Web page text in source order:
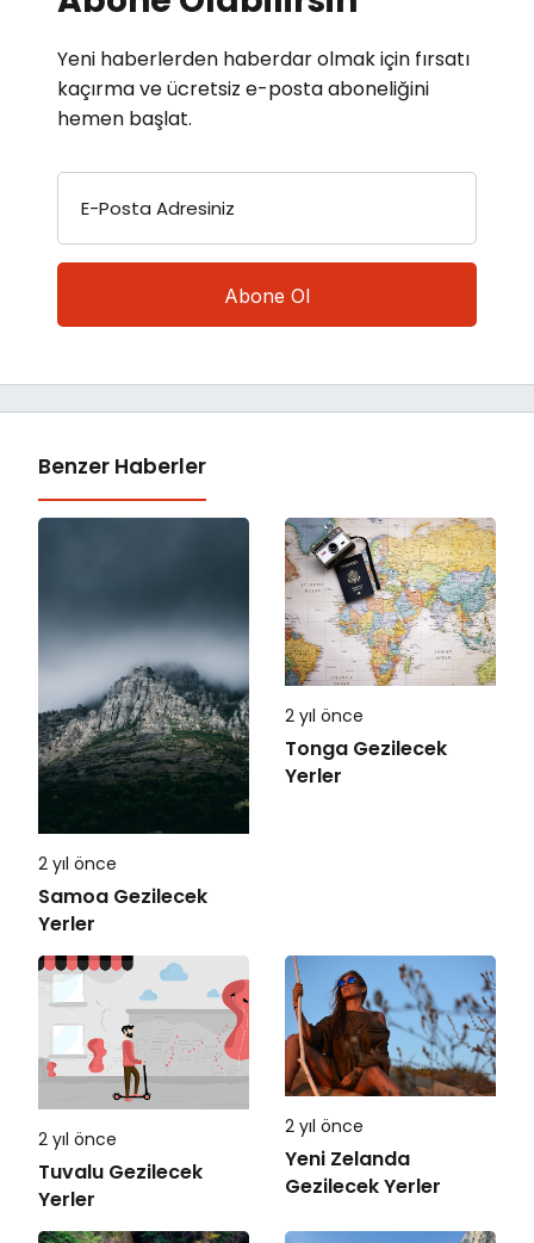
Yeni haberlerden haberdar olmak için fırsatı
kaçırma ve ücretsiz e-posta aboneliğini
hemen başlat.
E-Posta Adresiniz
Benzer Haberler
2 yıl önce
Samoa Gezilecek
Yerler
2 yıl önce
Tonga Gezilecek
Yerler
2 yıl önce
Tuvalu Gezilecek
Yerler
2 yıl önce
Yeni Zelanda
Gezilecek Yerler